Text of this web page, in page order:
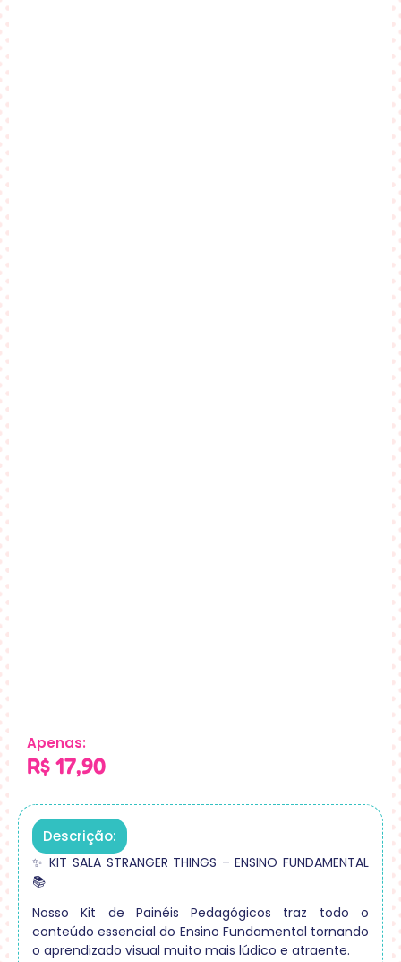
Apenas:
R$ 17,90
Descrição:
✨ KIT SALA STRANGER THINGS – ENSINO FUNDAMENTAL
📚
Nosso Kit de Painéis Pedagógicos traz todo o
conteúdo essencial do Ensino Fundamental tornando
o aprendizado visual muito mais lúdico e atraente.